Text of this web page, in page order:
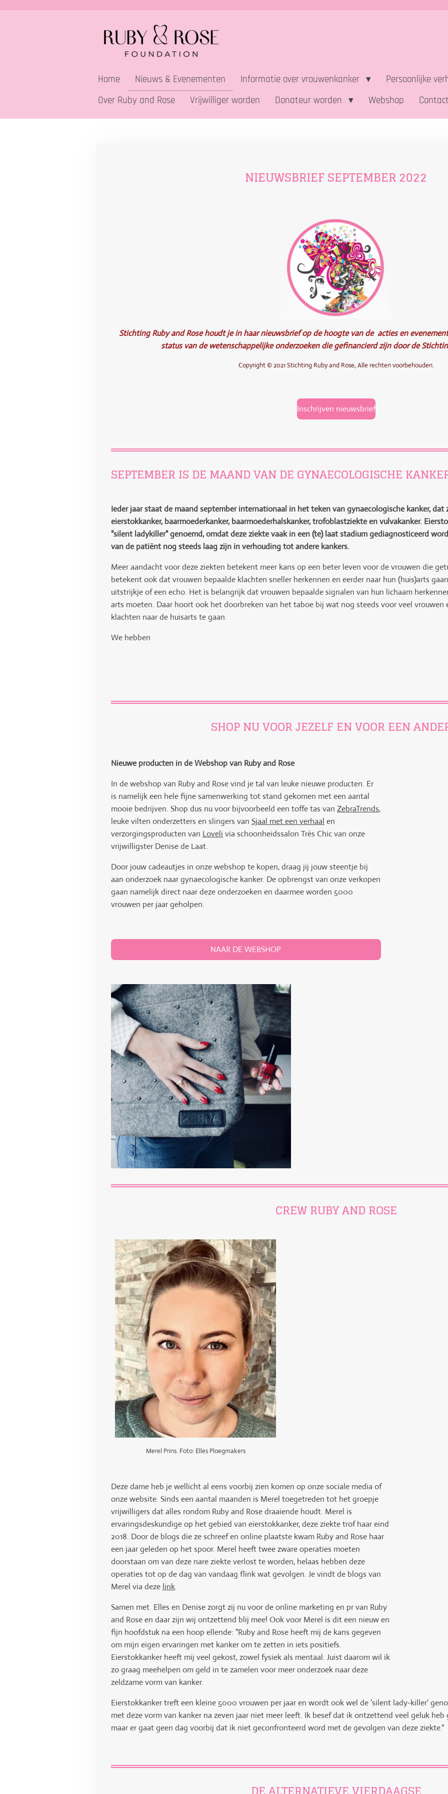
Home Nieuws & Evenementen Informatie over vrouwenkanker
Persoonlijke
Over Ruby and Rose
Vrijwilliger worden Donateur worden Webshop
NIEUWSBRIEF SEPTEMBER 2022
Stichting Ruby and Rosehoudt je in haar nieuwsbrief op de hoogte van de acties en
status van de wetenschappelijke onderzoeken die gefinancierd zijn door de
Copyright © 2021 Stichting Ruby and Rose, Alle rechten voorbehouden.
Inschrijven nieuwsbrief
SEPTEMBER IS DE MAAND VAN DE GYNAECOLOGISCHE
Ieder jaar staat de maand september internationaal in het teken van gynaecologische kanker, dat
eierstokkanker, baarmoederkanker, baarmoederhalskanker, trofoblastziekte en vulvakanker.
"silent ladykiller" genoemd, omdat deze ziekte vaak in een (te) laat stadium gediagnosticeerd
van de patiënt nog steeds laag zijn in verhouding tot andere kankers.
Meer aandacht voor deze ziekten betekent meer kans op een beter leven voor de vrouwen die
betekent ook dat vrouwen bepaalde klachten sneller herkennen en eerder naar hun (huis)arts
uitstrijkje of een echo. Het is belangrijk dat vrouwen bepaalde signalen van hun lichaam
arts moeten. Daar hoort ook het doorbreken van het taboe bij wat nog steeds voor veel
klachten naar de huisarts te gaan.
We hebben
SHOP NU VOOR JEZELF EN VOOR EEN
Nieuwe producten in de Webshop van Ruby and Rose
In de webshop van Ruby and Rose vind je tal van leuke nieuwe producten. Er
is namelijk een hele fijne samenwerking tot stand gekomen met een aantal
mooie bedrijven. Shop dus nu voor bijvoorbeeld een toffe tas van ZebraTrends,
leuke vilten onderzetters en slingers van Sjaal met een verhaal en
verzorgingsproducten van Loveli via schoonheidssalon Très Chic van onze
vrijwilligster Denise de Laat.
Door jouw cadeautjes in onze webshop te kopen, draag jij jouw steentje bij
aan onderzoek naar gynaecologische kanker. De opbrengst van onze verkopen
gaan namelijk direct naar deze onderzoeken en daarmee worden 5000
vrouwen per jaar geholpen.
NAAR DE WEBSHOP
CREW RUBY AND ROSE
Merel Prins. Foto: Elles Ploegmakers
Deze dame heb je wellicht al eens voorbij zien komen op onze sociale media of
onze website. Sinds een aantal maanden is Merel toegetreden tot het groepje
vrijwilligers dat alles rondom Ruby and Rose draaiende houdt. Merel is
ervaringsdeskundige op het gebied van eierstokkanker, deze ziekte trof haar eind
2018. Door de blogs die ze schreef en online plaatste kwam Ruby and Rose haar
een jaar geleden op het spoor. Merel heeft twee zware operaties moeten
doorstaan om van deze nare ziekte verlost te worden, helaas hebben deze
operaties tot op de dag van vandaag flink wat gevolgen. Je vindt de blogs van
Merel via deze link.
Samen met Elles en Denise zorgt zij nu voor de online marketing en pr van Ruby
and Rose en daar zijn wij ontzettend blij mee! Ook voor Merel is dit een nieuw en
fijn hoofdstuk na een hoop ellende: "Ruby and Rose heeft mij de kans gegeven
om mijn eigen ervaringen met kanker om te zetten in iets positiefs.
Eierstokkanker heeft mij veel gekost, zowel fysiek als mentaal. Juist daarom wil ik
zo graag meehelpen om geld in te zamelen voor meer onderzoek naar deze
zeldzame vorm van kanker.
Eierstokkanker treft een kleine 5000 vrouwen per jaar en wordt ook wel de 'silent lady-killer'
met deze vorm van kanker na zeven jaar niet meer leeft. Ik besef dat ik ontzettend veel geluk
maar er gaat geen dag voorbij dat ik niet geconfronteerd word met de gevolgen van deze ziekte."